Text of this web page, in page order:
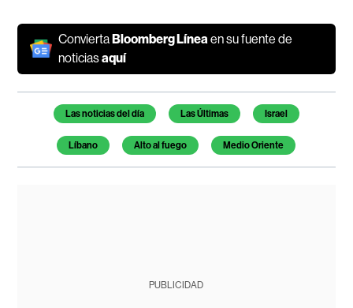
ConviertaBloomberg Línea en su fuente de
noticiasaquí
Temas de este artículo
Las noticias del día Las Últimas Israel
Líbano Alto al fuego Medio Oriente
PUBLICIDAD